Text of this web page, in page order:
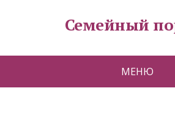
Семейный
МЕНЮ